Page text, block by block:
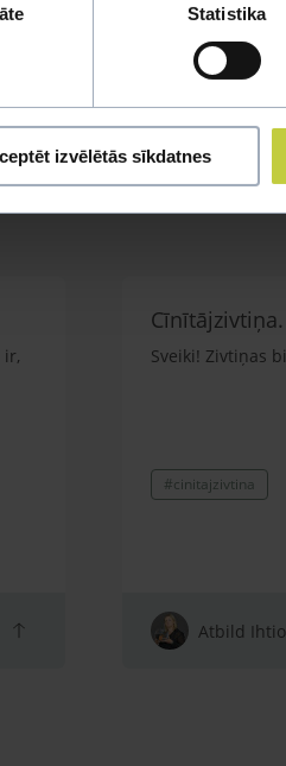
Statistika
izvēlētās sīkdatnes
ir,
Cīnītājzivtiņa.
Sveiki! Zivtiņas
#cinitajzivtina
Atbild